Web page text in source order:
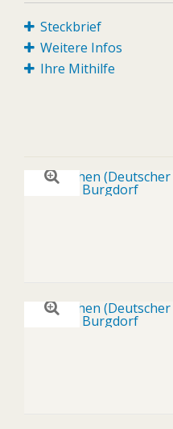
Steckbrief
Weitere Infos
Ihre Mithilfe